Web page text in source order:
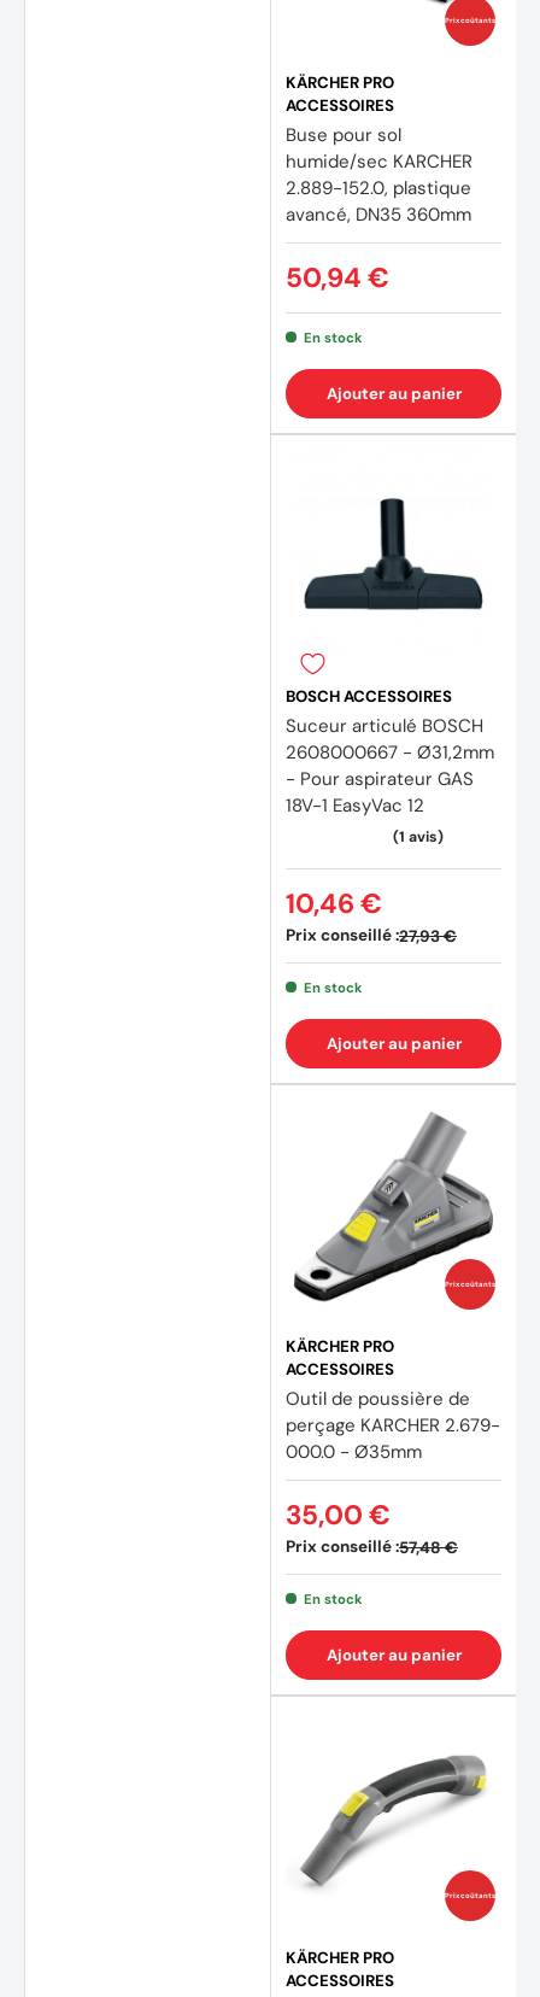
Prix coûtants
KÄRCHER PRO
ACCESSOIRES
Buse pour sol
humide/sec KARCHER
2.889-152.0, plastique
avancé, DN35 360mm
50,94 €
En stock
Ajouter au panier
BOSCH ACCESSOIRES
Suceur articulé BOSCH
2608000667 - Ø31,2mm
- Pour aspirateur GAS
18V-1 EasyVac 12
Prix conseillé :27,93 €
10,46 €
En stock
Ajouter au panier
Prix coûtants
KÄRCHER PRO
ACCESSOIRES
Outil de poussière de
perçage KARCHER 2.679-
000.0 - Ø35mm
Prix conseillé :57,48 €
35,00 €
En stock
Ajouter au panier
Prix coûtants
KÄRCHER PRO
ACCESSOIRES